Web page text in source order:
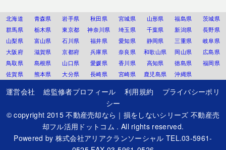
北海道 青森県 岩手県 秋田県 宮城県 山形県 福島県
茨城県
群馬県
栃木県 東京都 神奈川県 埼玉県 千葉県 新潟県
長野県
山梨県
富山県 石川県 福井県 愛知県 静岡県 三重県
岐阜県
大阪府
滋賀県 京都府 兵庫県 奈良県 和歌山県 岡山県
広島県
鳥取県
島根県 山口県 愛媛県 香川県 高知県 徳島県
福岡県
佐賀県
熊本県 大分県 長崎県 宮崎県 鹿児島県 沖縄県
運営会社 総監修者プロフィール 利用規約
プライバシーポリ
シー
© copyright 2015不動産売却なら｜損をしないシリーズ 不動産売
却フル活用ドットコム . All rights reserved.
Powered by 株式会社アリアクランソーシャル TEL.03-5961-